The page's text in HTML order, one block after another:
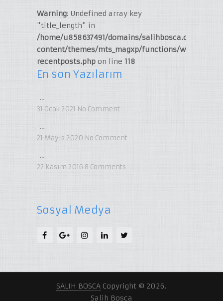
Warning: Undefined array key
"title_length" in
/home/u858637491/domains/salihbosca.com/
content/themes/mts_magxp/functions/widget-
recentposts.phpon line 118
En son Yazılarım
…
31 Ocak 2021 No Comment
…
21 Mayıs 2020 No Comment
…
22 Kasım 2016 8 Comments
Sosyal Medya
SALIH BOSCA Copyright © 2026.
Salih Bosca